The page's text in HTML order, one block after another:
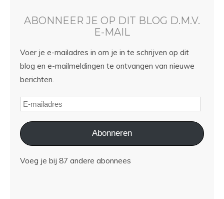
ABONNEER JE OP DIT BLOG D.M.V.
E-MAIL
Voer je e-mailadres in om je in te schrijven op dit
blog en e-mailmeldingen te ontvangen van nieuwe
berichten.
Abonneren
Voeg je bij 87 andere abonnees